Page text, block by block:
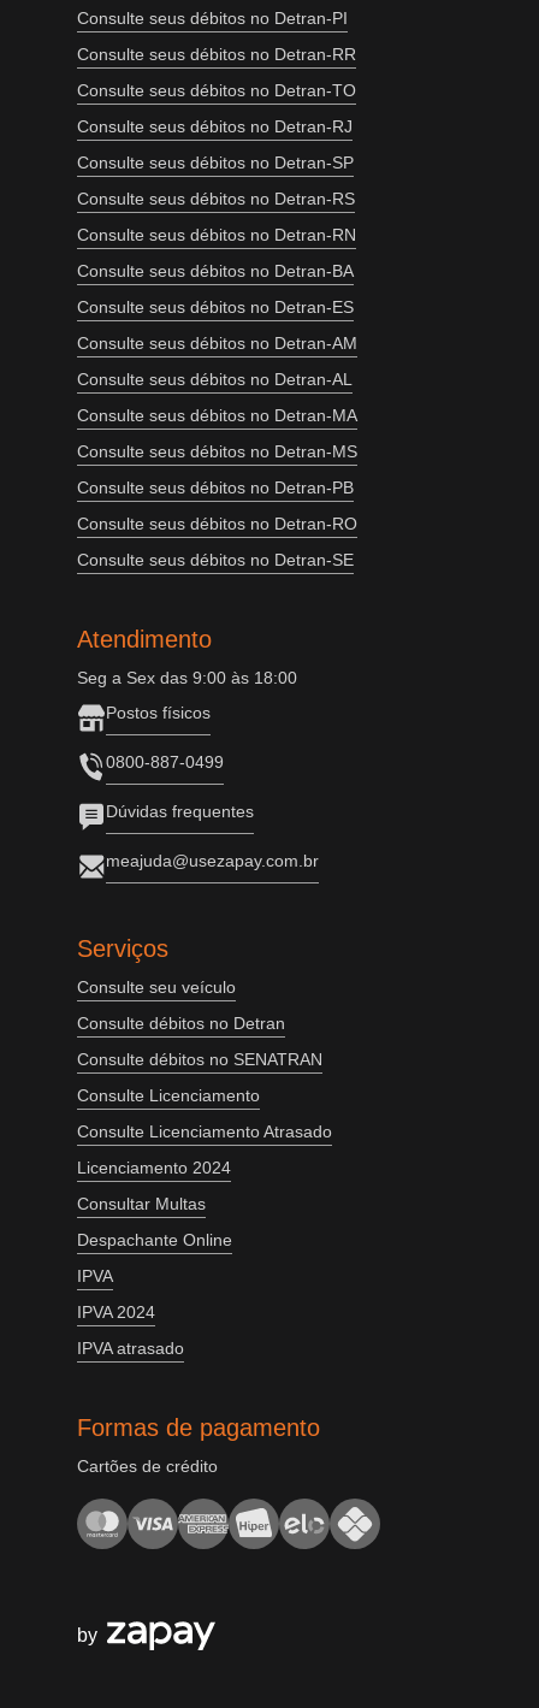
Consulte seus débitos no Detran-PI
Consulte seus débitos no Detran-RR
Consulte seus débitos no Detran-TO
Consulte seus débitos no Detran-RJ
Consulte seus débitos no Detran-SP
Consulte seus débitos no Detran-RS
Consulte seus débitos no Detran-RN
Consulte seus débitos no Detran-BA
Consulte seus débitos no Detran-ES
Consulte seus débitos no Detran-AM
Consulte seus débitos no Detran-AL
Consulte seus débitos no Detran-MA
Consulte seus débitos no Detran-MS
Consulte seus débitos no Detran-PB
Consulte seus débitos no Detran-RO
Consulte seus débitos no Detran-SE
Atendimento
Seg a Sex das 9:00 às 18:00
Postos físicos
0800-887-0499
Dúvidas frequentes
meajuda@usezapay.com.br
Serviços
Consulte seu veículo
Consulte débitos no Detran
Consulte débitos no SENATRAN
Consulte Licenciamento
Consulte Licenciamento Atrasado
Licenciamento 2024
Consultar Multas
Despachante Online
IPVA
IPVA 2024
IPVA atrasado
Formas de pagamento
Cartões de crédito
by